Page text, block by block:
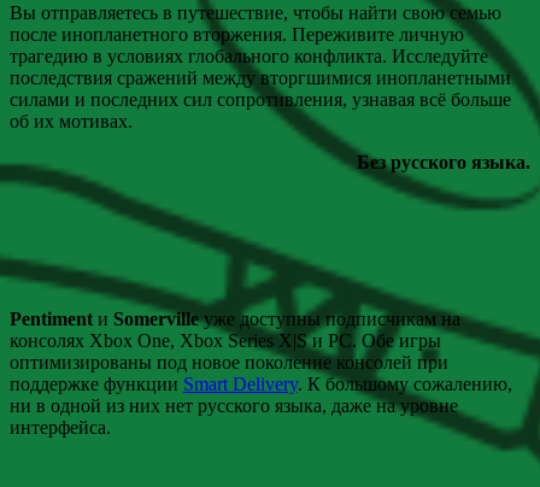
Вы отправляетесь в путешествие, чтобы найти свою семью
после инопланетного вторжения. Переживите личную
трагедию в условиях глобального конфликта. Исследуйте
последствия сражений между вторгшимися инопланетными
силами и последних сил сопротивления, узнавая всё больше
об их мотивах.
Без русского языка.
Pentiment и Somervilleуже доступны подписчикам на
консолях Xbox One, Xbox Series X|S и PC. Обе игры
оптимизированы под новое поколение консолей при
поддержке функции Smart Delivery. К большому сожалению,
ни в одной из них нет русского языка, даже на уровне
интерфейса.